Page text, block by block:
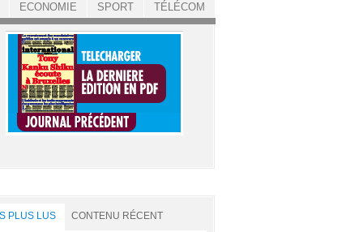
PLUS LUS CONTENU RÉCENT
ECONOMIE SPORT TÉLÉCOM